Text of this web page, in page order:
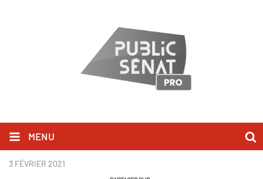
MENU
Patrick Kanner BCV
3 FÉVRIER 2021